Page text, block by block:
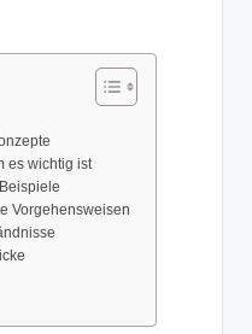
es wichtig ist
Vorgehensweisen